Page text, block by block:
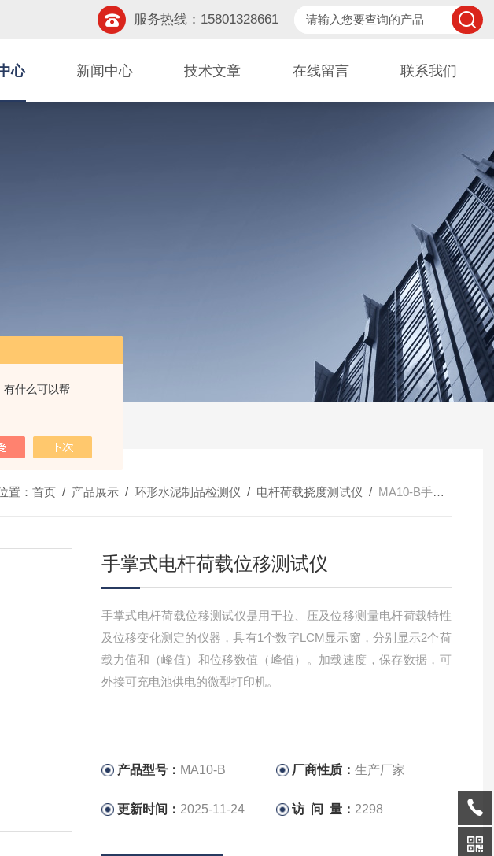
有什么可以帮
服务热线：15801328661
心 新闻中心 技术文章 在线留言 联系我们
置： 首页/ 产品展示/ 环形水泥制品检测仪 / 电杆荷载挠度测试仪 / MA10-B手掌式电杆荷载位移测试仪
手掌式电杆荷载位移测试仪
手掌式电杆荷载位移测试仪是用于拉、压及位移测量电杆荷载特性
及位移变化测定的仪器，具有1个数字LCM显示窗，分别显示2个荷
载力值和（峰值）和位移数值（峰值）。加载速度，保存数据，可
外接可充电池供电的微型打印机。
产品型号： MA10-B 厂商性质：生产厂家
更新时间： 2025-11-24 访 问 量： 2298